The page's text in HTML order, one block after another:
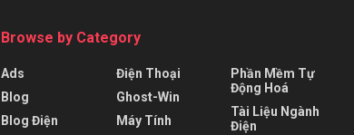
Browse by Category
Ads
Blog
Blog Điện
Điện Thoại
Ghost-Win
Máy Tính
Phần Mềm Tự
Động Hoá
Tài Liệu Ngành
Điện